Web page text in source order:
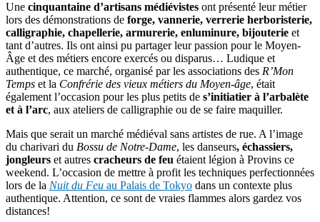
Une cinquantaine d’artisans médiévistes ont présenté leur métier
lors des démonstrations de forge, vannerie, verrerie herboristerie,
calligraphie, chapellerie, armurerie, enluminure, bijouterie et
tant d’autres. Ils ont ainsi pu partager leur passion pour le Moyen-
Âge et des métiers encore exercés ou disparus… Ludique et
authentique, ce marché, organisé par les associations des R’Mon
Temps et la Confrérie des vieux métiers du Moyen-âge, était
également l’occasion pour les plus petits de s’initiatier à l’arbalète
et à l’arc, aux ateliers de calligraphie ou de se faire maquiller.
Mais que serait un marché médiéval sans artistes de rue. A l’image
du charivari du Bossu de Notre-Dame, les danseurs, échassiers,
jongleurs et autres cracheurs de feu étaient légion à Provins ce
weekend. L’occasion de mettre à profit les techniques perfectionnées
lors de la Nuit du Feu au Palais de Tokyo dans un contexte plus
authentique. Attention, ce sont de vraies flammes alors gardez vos
distances!